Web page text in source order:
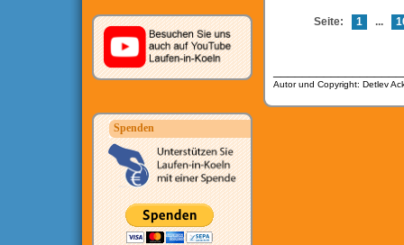
Spenden
Seite: 1 ...
Autor und Copyright: Detlev